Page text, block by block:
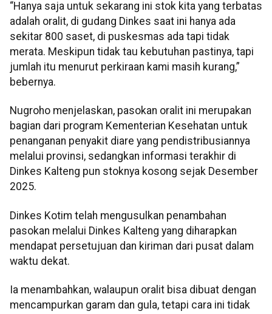
“Hanya saja untuk sekarang ini stok kita yang terbatas
adalah oralit, di gudang Dinkes saat ini hanya ada
sekitar 800 saset, di puskesmas ada tapi tidak
merata. Meskipun tidak tau kebutuhan pastinya, tapi
jumlah itu menurut perkiraan kami masih kurang,”
bebernya.
Nugroho menjelaskan, pasokan oralit ini merupakan
bagian dari program Kementerian Kesehatan untuk
penanganan penyakit diare yang pendistribusiannya
melalui provinsi, sedangkan informasi terakhir di
Dinkes Kalteng pun stoknya kosong sejak Desember
2025.
Dinkes Kotim telah mengusulkan penambahan
pasokan melalui Dinkes Kalteng yang diharapkan
mendapat persetujuan dan kiriman dari pusat dalam
waktu dekat.
Ia menambahkan, walaupun oralit bisa dibuat dengan
mencampurkan garam dan gula, tetapi cara ini tidak